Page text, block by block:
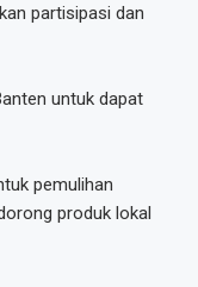
partisipasi dan
untuk dapat
pemulihan
produk lokal